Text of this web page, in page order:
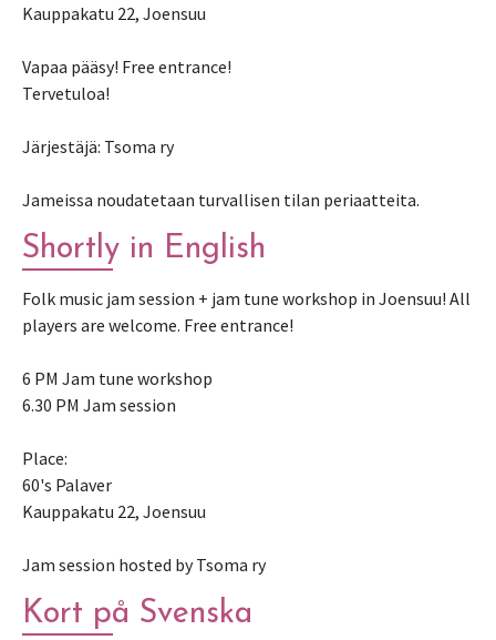
Kauppakatu 22, Joensuu
Vapaa pääsy! Free entrance!
Tervetuloa!
Järjestäjä: Tsoma ry
Jameissa noudatetaan turvallisen tilan periaatteita.
Shortly in English
Folk music jam session + jam tune workshop in Joensuu! All
players are welcome. Free entrance!
6 PM Jam tune workshop
6.30 PM Jam session
Place:
60's Palaver
Kauppakatu 22, Joensuu
Jam session hosted by Tsoma ry
Kort på Svenska